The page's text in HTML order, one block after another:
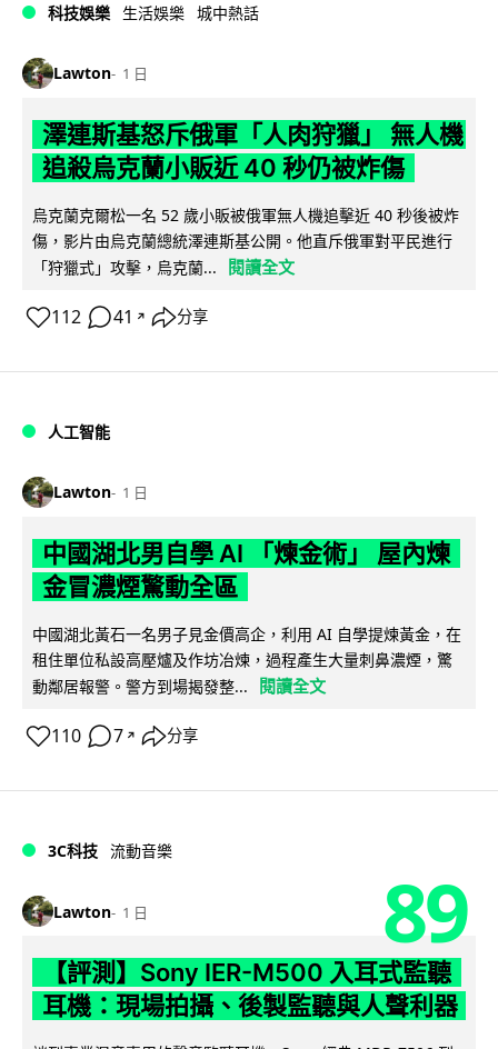
科技娛樂 生活娛樂 城中熱話
Lawton 1 日
澤連斯基怒斥俄軍「人肉狩獵」 無人機
追殺烏克蘭小販近 40 秒仍被炸傷
烏克蘭克爾松一名 52 歲小販被俄軍無人機追擊近 40 秒後被炸
傷，影片由烏克蘭總統澤連斯基公開。他直斥俄軍對平民進行
「狩獵式」攻擊，烏克蘭...
閱讀全文
112 41 ↗ 分享
人工智能
Lawton 1 日
中國湖北男自學 AI 「煉金術」 屋內煉
金冒濃煙驚動全區
中國湖北黃石一名男子見金價高企，利用 AI 自學提煉黃金，在
租住單位私設高壓爐及作坊冶煉，過程產生大量刺鼻濃煙，驚
動鄰居報警。警方到場揭發整...
閱讀全文
110 7 ↗ 分享
3C科技 流動音樂
Lawton 1 日 89
【評測】Sony IER-M500 入耳式監聽
耳機：現場拍攝、後製監聽與人聲利器